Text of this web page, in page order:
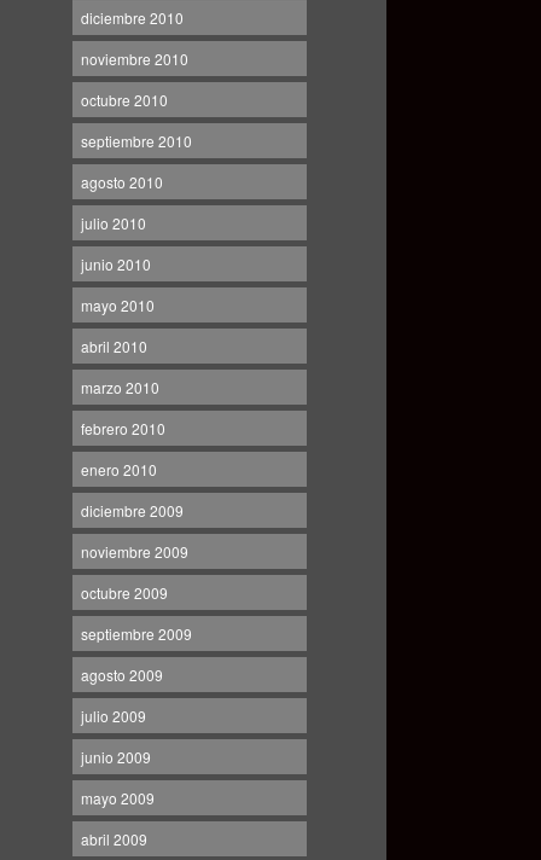
diciembre 2010
noviembre 2010
octubre 2010
septiembre 2010
agosto 2010
julio 2010
junio 2010
mayo 2010
abril 2010
marzo 2010
febrero 2010
enero 2010
diciembre 2009
noviembre 2009
octubre 2009
septiembre 2009
agosto 2009
julio 2009
junio 2009
mayo 2009
abril 2009